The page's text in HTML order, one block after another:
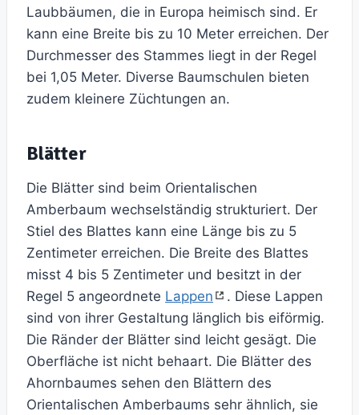
Laubbäumen, die in Europa heimisch sind. Er
kann eine Breite bis zu 10 Meter erreichen. Der
Durchmesser des Stammes liegt in der Regel
bei 1,05 Meter. Diverse Baumschulen bieten
zudem kleinere Züchtungen an.
Blätter
Die Blätter sind beim Orientalischen
Amberbaum wechselständig strukturiert. Der
Stiel des Blattes kann eine Länge bis zu 5
Zentimeter erreichen. Die Breite des Blattes
misst 4 bis 5 Zentimeter und besitzt in der
Regel 5 angeordnete Lappen
. Diese Lappen
sind von ihrer Gestaltung länglich bis eiförmig.
Die Ränder der Blätter sind leicht gesägt. Die
Oberfläche ist nicht behaart. Die Blätter des
Ahornbaumes sehen den Blättern des
Orientalischen Amberbaums sehr ähnlich, sie